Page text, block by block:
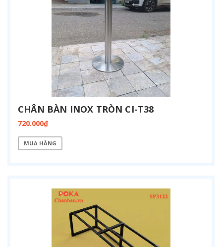
CHÂN BÀN INOX TRÒN CI-T38
720.000₫
MUA HÀNG